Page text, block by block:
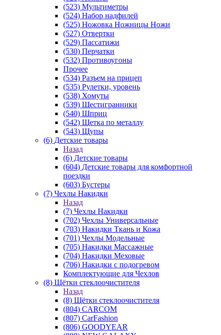
(523) Мультиметры
(524) Набор надфилей
(525) Ножовка Ножницы Ножи
(527) Отвертки
(529) Пассатижи
(530) Перчатки
(532) Противоугоны
Прочее
(534) Разъем на прицеп
(535) Рулетки, уровень
(538) Хомуты
(539) Шестигранники
(540) Шприц
(542) Щетка по металлу
(543) Щупы
(6) Детские товары
Назад
(6) Детские товары
(604) Детские товары для комфортной
поездки
(603) Бустеры
(7) Чехлы Накидки
Назад
(7) Чехлы Накидки
(702) Чехлы Универсальные
(703) Накидки Ткань и Кожа
(701) Чехлы Модельные
(705) Накидки Массажные
(704) Накидки Меховые
(706) Накидки с подогревом
Комплектующие для Чехлов
(8) Щётки стеклоочистителя
Назад
(8) Щётки стеклоочистителя
(804) CARCOM
(807) CarFashion
(806) GOODYEAR